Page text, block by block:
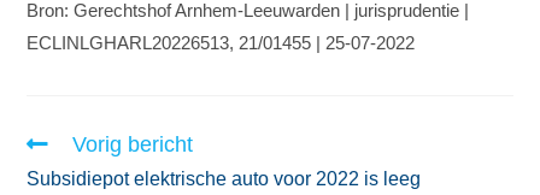
Bron: Gerechtshof Arnhem-Leeuwarden | jurisprudentie |
ECLINLGHARL20226513, 21/01455 | 25-07-2022
Vorig bericht
Subsidiepot elektrische auto voor 2022 is leeg